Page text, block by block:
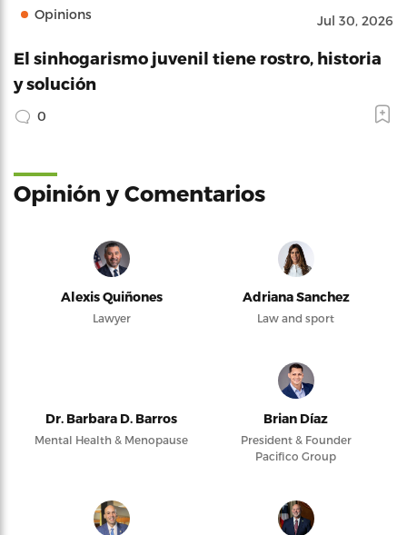
Opinions Jul 30, 2026
El sinhogarismo juvenil tiene rostro, historia
y solución
0
Opinión y Comentarios
Alexis Quiñones
Lawyer
Adriana Sanchez
Law and sport
Dr. Barbara D. Barros
Mental Health & Menopause
Brian Díaz
President & Founder
Pacifico Group